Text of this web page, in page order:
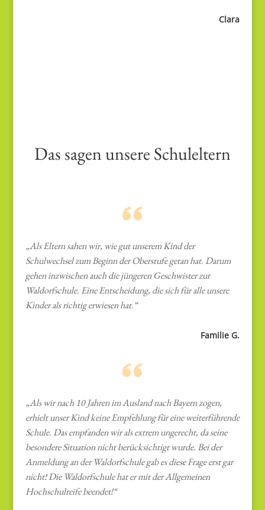
Clara
Das sagen unsere Schuleltern
„Als Eltern sahen wir, wie gut unserem Kind der
Schulwechsel zum Beginn der Oberstufe getan hat. Darum
gehen inzwischen auch die jüngeren Geschwister zur
Waldorfschule. Eine Entscheidung, die sich für alle unsere
Kinder als richtig erwiesen hat.“
Familie G.
„Als wir nach 10 Jahren im Ausland nach Bayern zogen,
erhielt unser Kind keine Empfehlung für eine weiterführende
Schule. Das empfanden wir als extrem ungerecht, da seine
besondere Situation nicht berücksichtigt wurde. Bei der
Anmeldung an der Waldorfschule gab es diese Frage erst gar
nicht! Die Waldorfschule hat er mit der Allgemeinen
Hochschulreife beendet!“